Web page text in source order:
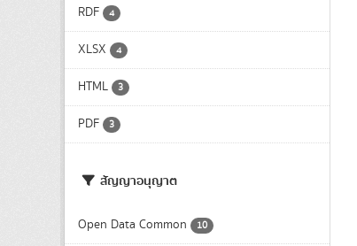
RDF 4
XLSX 4
HTML 3
PDF 3
สัญญาอนุญาต
Open Data Common 10